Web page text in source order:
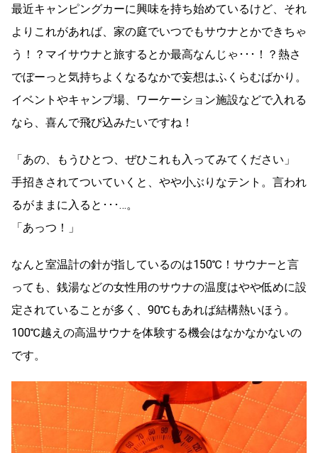
最近キャンピングカーに興味を持ち始めているけど、それ
よりこれがあれば、家の庭でいつでもサウナとかできちゃ
う！？マイサウナと旅するとか最高なんじゃ･･･！？熱さ
でぼーっと気持ちよくなるなかで妄想はふくらむばかり。
イベントやキャンプ場、ワーケーション施設などで入れる
なら、喜んで飛び込みたいですね！
「あの、もうひとつ、ぜひこれも入ってみてください」
手招きされてついていくと、やや小ぶりなテント。言われ
るがままに入ると･･･…。
「あっつ！」
なんと室温計の針が指しているのは150℃！サウナ―と言
っても、銭湯などの女性用のサウナの温度はやや低めに設
定されていることが多く、90℃もあれば結構熱いほう。
100℃越えの高温サウナを体験する機会はなかなかないの
です。